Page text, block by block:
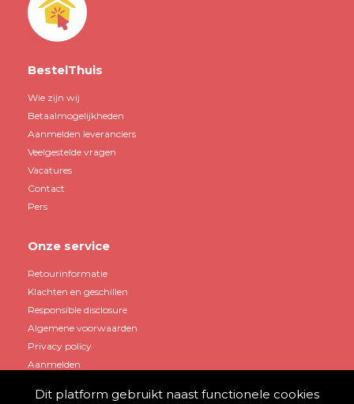
BestelThuis
Wie zijn wij
Betaalmogelijkheden
Aanmelden leveranciers
Veelgestelde vragen
Vacatures
Contact
Pers
Onze service
Retourinformatie
Klachten en geschillen
Responsible disclosure
Algemene voorwaarden
Privacy policy
Aanmelden
Dit platform gebruikt naast functionele cookies